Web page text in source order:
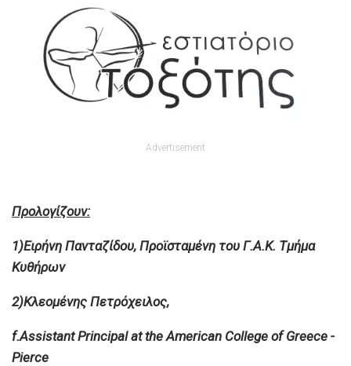
Advertisement
Προλογίζουν:
1)Ειρήνη Πανταζίδου, Προϊσταμένη του Γ.Α.Κ. Τμήμα
Κυθήρων
2)Κλεομένης Πετρόχειλος,
f.Assistant Principal at the American College of Greece -
Pierce